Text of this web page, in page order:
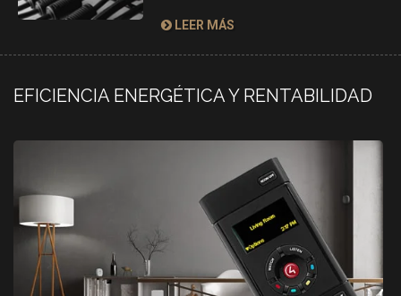
LEER MÁS
EFICIENCIA ENERGÉTICA Y RENTABILIDAD